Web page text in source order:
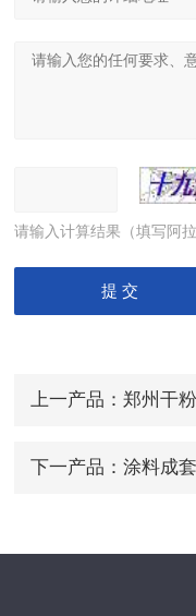
请输入计算结果（填写阿
上一产品： 郑州干
下一产品： 涂料成